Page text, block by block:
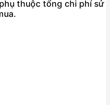
thuộc tổng chi phí sử